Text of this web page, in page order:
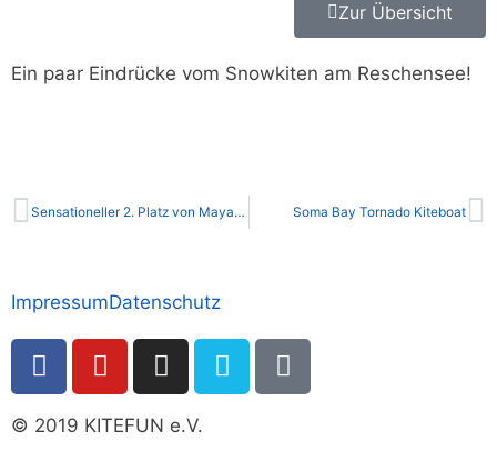
Zur Übersicht
Ein paar Eindrücke vom Snowkiten am Reschensee!
Sensationeller 2. Platz von Maya beim Amarok Snowkite Open am Reschensee Soma Bay Tornado Kiteboat
ImpressumDatenschutz
© 2019 KITEFUN e.V.